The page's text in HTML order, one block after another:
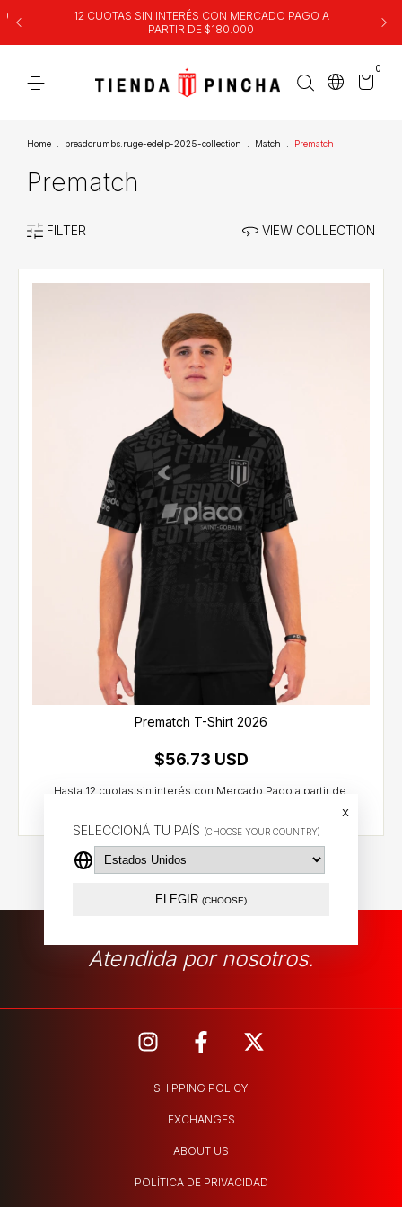
SELECCIONÁ TU PAÍS (CHOOSE YOUR COUNTRY)
x
ELEGIR (CHOOSE)
12 CUOTAS SIN INTERÉS CON MERCADO PAGO A
PARTIR DE $180.000
0
Home breadcrumbs.ruge-edelp-2025-collection Match Prematch
Prematch
FILTER VIEW COLLECTION
Prematch T-Shirt 2026
$56.73 USD
Atendida por nosotros.
SHIPPING POLICY
EXCHANGES
ABOUT US
POLÍTICA DE PRIVACIDAD